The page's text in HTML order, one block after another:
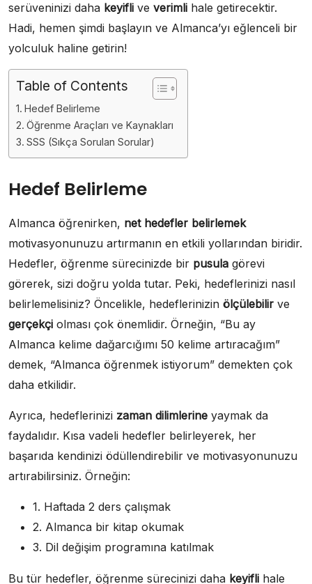
serüveninizi daha keyifli ve verimli hale getirecektir.
Hadi, hemen şimdi başlayın ve Almanca’yı eğlenceli bir
yolculuk haline getirin!
Table of Contents
Hedef Belirleme
Öğrenme Araçları ve Kaynakları
SSS (Sıkça Sorulan Sorular)
Hedef Belirleme
Almanca öğrenirken, net hedefler belirlemek
motivasyonunuzu artırmanın en etkili yollarından biridir.
Hedefler, öğrenme sürecinizde bir pusula görevi
görerek, sizi doğru yolda tutar. Peki, hedeflerinizi nasıl
belirlemelisiniz? Öncelikle, hedeflerinizin ölçülebilir ve
gerçekçi olması çok önemlidir. Örneğin, “Bu ay
Almanca kelime dağarcığımı 50 kelime artıracağım”
demek, “Almanca öğrenmek istiyorum” demekten çok
daha etkilidir.
Ayrıca, hedeflerinizi zaman dilimlerine yaymak da
faydalıdır. Kısa vadeli hedefler belirleyerek, her
başarıda kendinizi ödüllendirebilir ve motivasyonunuzu
artırabilirsiniz. Örneğin:
1. Haftada 2 ders çalışmak
2. Almanca bir kitap okumak
3. Dil değişim programına katılmak
Bu tür hedefler, öğrenme sürecinizi daha keyifli hale